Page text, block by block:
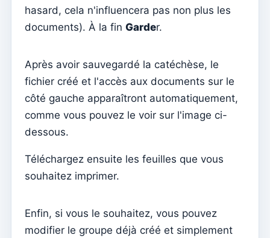
Établissements
Éléments du clergé
Décès
Jetons individuels
Familles
Comment obtenir de l'aide ?
Accès à distance
Sacramentos
Catéchumènes
hasard, cela n'influencera pas non plus les
documents). À la fin Garder.
Après avoir sauvegardé la catéchèse, le
fichier créé et l'accès aux documents sur le
côté gauche apparaîtront automatiquement,
comme vous pouvez le voir sur l'image ci-
dessous.
Téléchargez ensuite les feuilles que vous
souhaitez imprimer.
Enfin, si vous le souhaitez, vous pouvez
modifier le groupe déjà créé et simplement